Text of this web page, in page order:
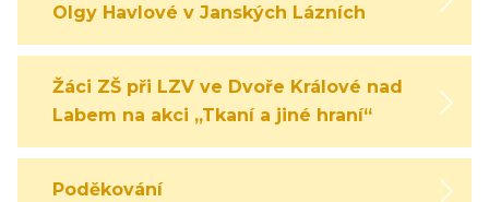
Olgy Havlové v Janských Lázních
Žáci ZŠ při LZV ve Dvoře Králové nad
Labem na akci „Tkaní a jiné hraní“
Poděkování